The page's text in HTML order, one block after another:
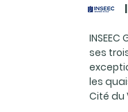
ses
les
Cité du